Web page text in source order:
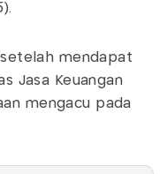
setelah mendapat
Jasa Keuangan
mengacu pada